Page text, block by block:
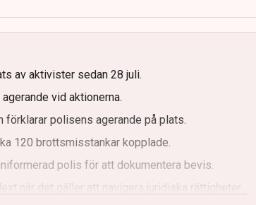
av aktivister sedan 28 juli.
vid aktionerna.
förklarar polisens agerande på plats.
120 brottsmisstankar kopplade.
polis för att dokumentera bevis.
när det gäller att navigera juridiska rättigheter